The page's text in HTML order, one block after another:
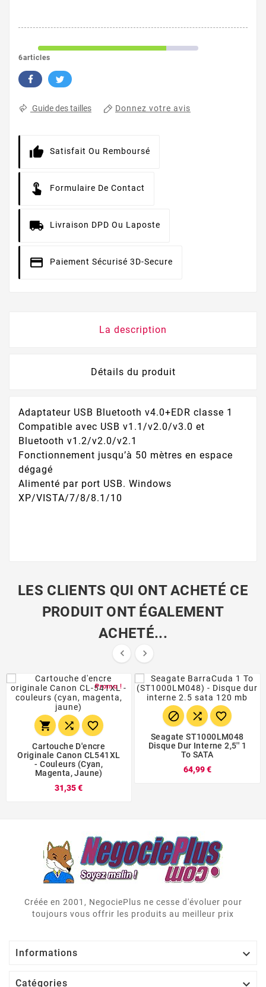
6articles
Guide des tailles Donnez votre avis
Satisfait Ou Remboursé
Formulaire De Contact
Livraison DPD Ou Laposte
Paiement Sécurisé 3D-Secure
La description
Détails du produit
Adaptateur USB Bluetooth v4.0+EDR classe 1
Compatible avec USB v1.1/v2.0/v3.0 et
Bluetooth v1.2/v2.0/v2.1
Fonctionnement jusqu’à 50 mètres en espace
dégagé
Alimenté par port USB. Windows
XP/VISTA/7/8/8.1/10
LES CLIENTS QUI ONT ACHETÉ CE
PRODUIT ONT ÉGALEMENT
ACHETÉ...
 
Promo !
  
Cartouche D'encre
Originale Canon CL541XL
- Couleurs (cyan,
Magenta, Jaune)
31,35 €
  
Seagate ST1000LM048
Disque Dur Interne 2,5'' 1
To SATA
64,99 €
Créée en 2001, NegociePlus ne cesse d'évoluer pour
toujours vous offrir les produits au meilleur prix
Informations 
Catégories